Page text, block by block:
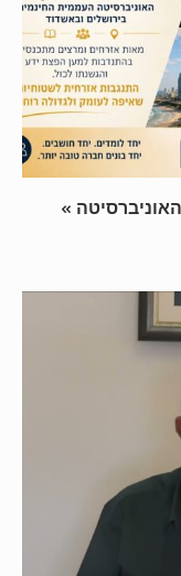
« המרד השקט של רוני אקריש עם האוניברסיטה